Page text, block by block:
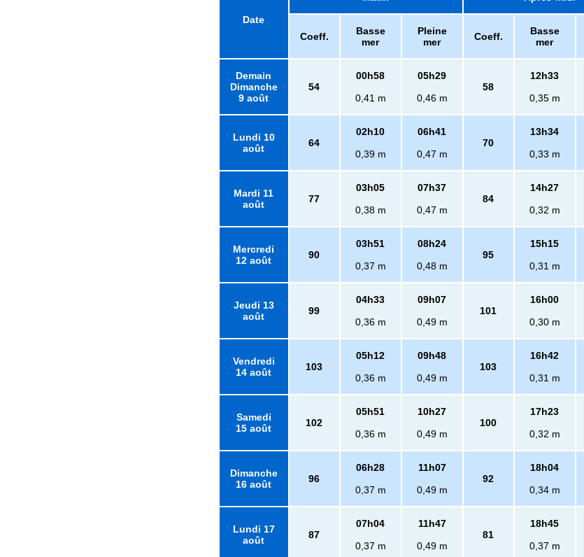
Date
Coeff.
Basse
mer
Pleine
mer
Coeff.
Basse
mer
Demain
Dimanche
9 août
54
00h58
0,41 m
05h29
0,46 m
58
12h33
0,35 m
Lundi 10
août
64
02h10
0,39 m
06h41
0,47 m
70
13h34
0,33 m
Mardi 11
août
77
03h05
0,38 m
07h37
0,47 m
84
14h27
0,32 m
Mercredi
12 août
90
03h51
0,37 m
08h24
0,48 m
95
15h15
0,31 m
Jeudi 13
août
99
04h33
0,36 m
09h07
0,49 m
101
16h00
0,30 m
Vendredi
14 août
103
05h12
0,36 m
09h48
0,49 m
103
16h42
0,31 m
Samedi
15 août
102
05h51
0,36 m
10h27
0,49 m
100
17h23
0,32 m
Dimanche
16 août
96
06h28
0,37 m
11h07
0,49 m
92
18h04
0,34 m
Lundi 17
août
87
07h04
0,37 m
11h47
0,49 m
81
18h45
0,37 m